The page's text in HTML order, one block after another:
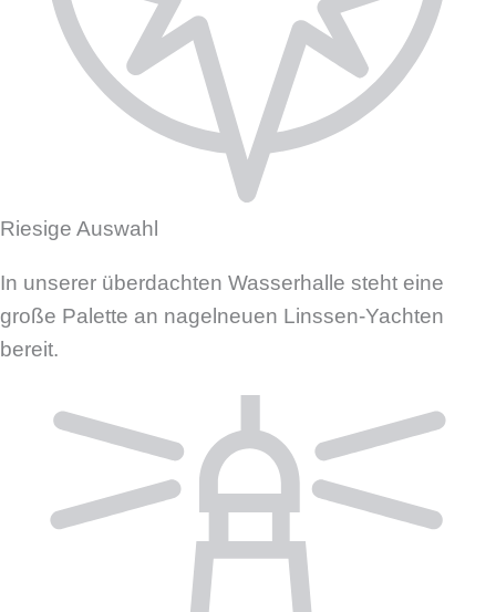
Riesige Auswahl
In unserer überdachten Wasserhalle steht eine
große Palette an nagelneuen Linssen-Yachten
bereit.